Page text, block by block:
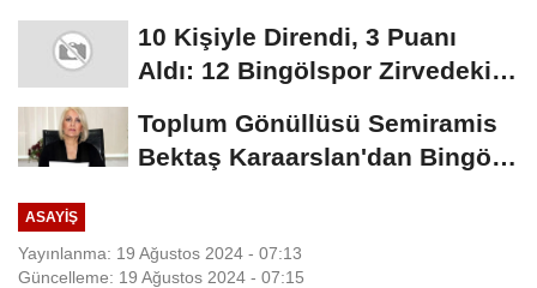
10 Kişiyle Direndi, 3 Puanı
Aldı: 12 Bingölspor Zirvedeki
Toplum Gönüllüsü Semiramis
Bektaş Karaarslan'dan Bingöl
ASAYIŞ
Yayınlanma: 19 Ağustos 2024 - 07:13
Güncelleme: 19 Ağustos 2024 - 07:15